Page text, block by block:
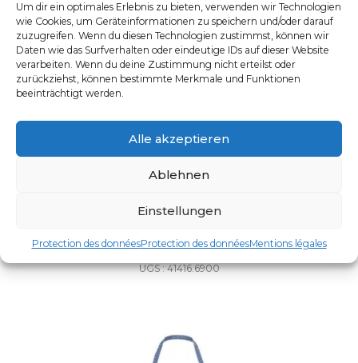
Um dir ein optimales Erlebnis zu bieten, verwenden wir Technologien
wie Cookies, um Geräteinformationen zu speichern und/oder darauf
zuzugreifen. Wenn du diesen Technologien zustimmst, können wir
Daten wie das Surfverhalten oder eindeutige IDs auf dieser Website
verarbeiten. Wenn du deine Zustimmung nicht erteilst oder
zurückziehst, können bestimmte Merkmale und Funktionen
beeinträchtigt werden.
Alle akzeptieren
Ablehnen
Einstellungen
Protection des donnéesProtection des donnéesMentions légales
TABLIER À BAVETTE EN DENIM 77×40
UGS : 41416.6900